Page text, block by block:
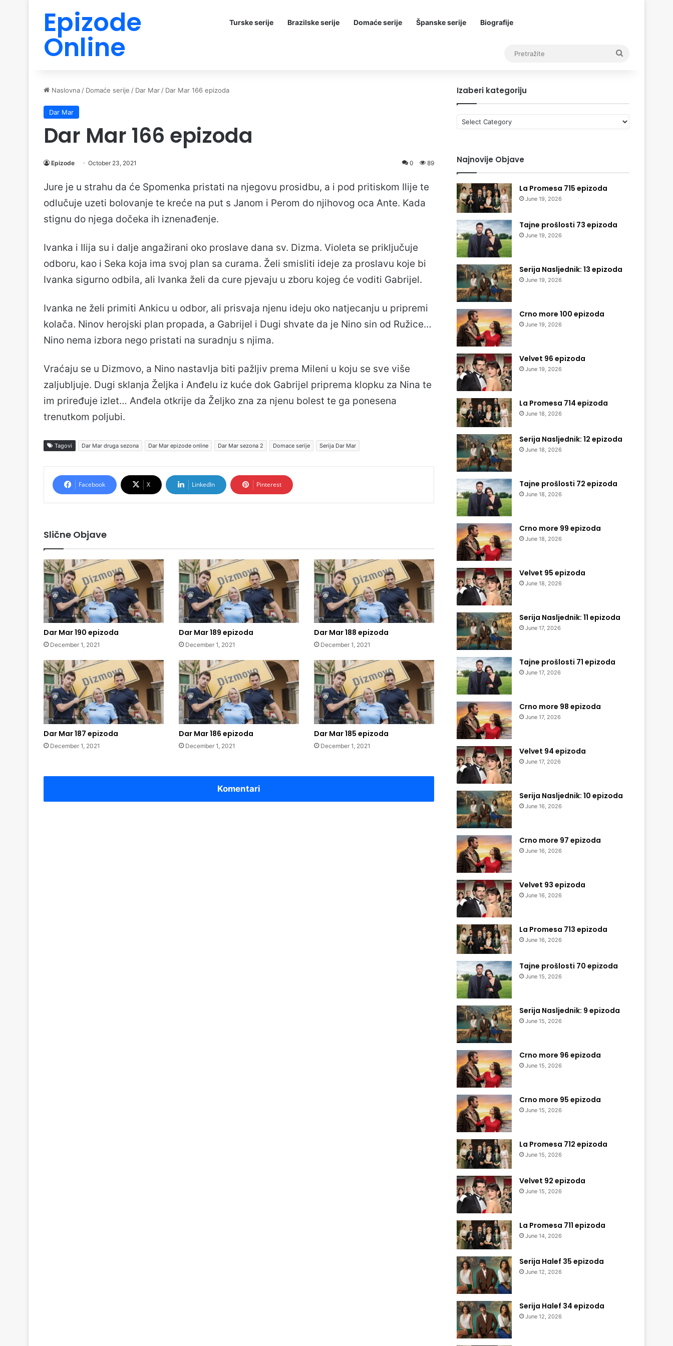
Epizode
Online
Turske serije Brazilske serije Domaće serije Španske serije Biografije
Naslovna / Domaće serije / Dar Mar / Dar Mar 166 epizoda
Dar Mar
Dar Mar 166 epizoda
Epizode October 23, 2021 0 89
Jure je u strahu da će Spomenka pristati na njegovu prosidbu, a i pod pritiskom Ilije te
odlučuje uzeti bolovanje te kreće na put s Janom i Perom do njihovog oca Ante. Kada
stignu do njega dočeka ih iznenađenje.
Ivanka i Ilija su i dalje angažirani oko proslave dana sv. Dizma. Violeta se priključuje
odboru, kao i Seka koja ima svoj plan sa curama. Želi smisliti ideje za proslavu koje bi
Ivanka sigurno odbila, ali Ivanka želi da cure pjevaju u zboru kojeg će voditi Gabrijel.
Ivanka ne želi primiti Ankicu u odbor, ali prisvaja njenu ideju oko natjecanju u pripremi
kolača. Ninov herojski plan propada, a Gabrijel i Dugi shvate da je Nino sin od Ružice…
Nino nema izbora nego pristati na suradnju s njima.
Vraćaju se u Dizmovo, a Nino nastavlja biti pažljiv prema Mileni u koju se sve više
zaljubljuje. Dugi sklanja Željka i Anđelu iz kuće dok Gabrijel priprema klopku za Nina te
im priređuje izlet… Anđela otkrije da Željko zna za njenu bolest te ga ponesena
trenutkom poljubi.
Tagovi Dar Mar druga sezona Dar Mar epizode online Dar Mar sezona 2 Domace serije Serija Dar Mar
Facebook X LinkedIn Pinterest
Slične Objave
Dar Mar 190 epizoda
December 1, 2021
Dar Mar 189 epizoda
December 1, 2021
Dar Mar 188 epizoda
December 1, 2021
Dar Mar 187 epizoda
December 1, 2021
Dar Mar 186 epizoda
December 1, 2021
Dar Mar 185 epizoda
December 1, 2021
Komentari
Izaberi kategoriju
Izaberi
kategoriju
Najnovije Objave
La Promesa 715 epizoda
June 19, 2026
Tajne prošlosti 73 epizoda
June 19, 2026
Serija Nasljednik: 13 epizoda
June 19, 2026
Crno more 100 epizoda
June 19, 2026
Velvet 96 epizoda
June 19, 2026
La Promesa 714 epizoda
June 18, 2026
Serija Nasljednik: 12 epizoda
June 18, 2026
Tajne prošlosti 72 epizoda
June 18, 2026
Crno more 99 epizoda
June 18, 2026
Velvet 95 epizoda
June 18, 2026
Serija Nasljednik: 11 epizoda
June 17, 2026
Tajne prošlosti 71 epizoda
June 17, 2026
Crno more 98 epizoda
June 17, 2026
Velvet 94 epizoda
June 17, 2026
Serija Nasljednik: 10 epizoda
June 16, 2026
Crno more 97 epizoda
June 16, 2026
Velvet 93 epizoda
June 16, 2026
La Promesa 713 epizoda
June 16, 2026
Tajne prošlosti 70 epizoda
June 15, 2026
Serija Nasljednik: 9 epizoda
June 15, 2026
Crno more 96 epizoda
June 15, 2026
Crno more 95 epizoda
June 15, 2026
La Promesa 712 epizoda
June 15, 2026
Velvet 92 epizoda
June 15, 2026
La Promesa 711 epizoda
June 14, 2026
Serija Halef 35 epizoda
June 12, 2026
Serija Halef 34 epizoda
June 12, 2026